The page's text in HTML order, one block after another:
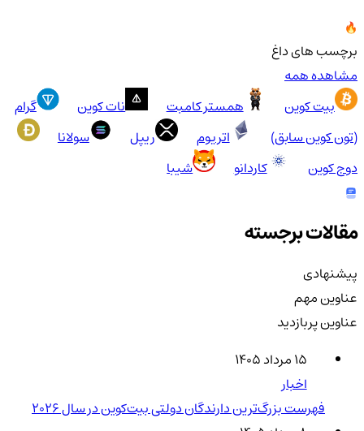
برچسب های داغ
مشاهده همه
بیت کوین
همستر کامبت نات کوین
گرام
(تون کوین سابق)
اتریوم ریپل
سولانا
دوج کوین
کاردانو شیبا
مقالات برجسته
پیشنهادی
عناوین مهم
عناوین پربازدید
۱۵ مرداد ۱۴۰۵
اخبار
فهرست بزرگ‌ترین دارندگان دولتی بیت‌کوین در سال 2026